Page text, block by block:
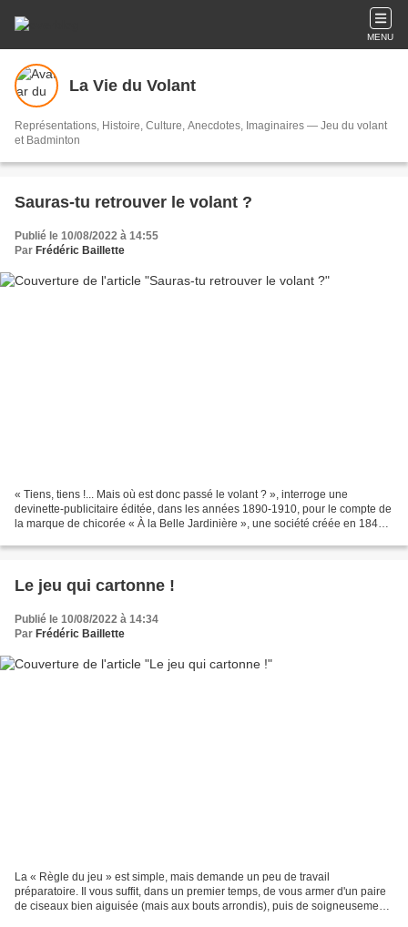
MENU
La Vie du Volant
Représentations, Histoire, Culture, Anecdotes, Imaginaires — Jeu du volant
et Badminton
Sauras-tu retrouver le volant ?
Publié le 10/08/2022 à 14:55
Par Frédéric Baillette
« Tiens, tiens !... Mais où est donc passé le volant ? », interroge une
devinette-publicitaire éditée, dans les années 1890-1910, pour le compte de
la marque de chicorée « À la Belle Jardinière », une société créée en 1844
Le jeu qui cartonne !
Publié le 10/08/2022 à 14:34
Par Frédéric Baillette
La « Règle du jeu » est simple, mais demande un peu de travail
préparatoire. Il vous suffit, dans un premier temps, de vous armer d'un paire
de ciseaux bien aiguisée (mais aux bouts arrondis), puis de soigneusement